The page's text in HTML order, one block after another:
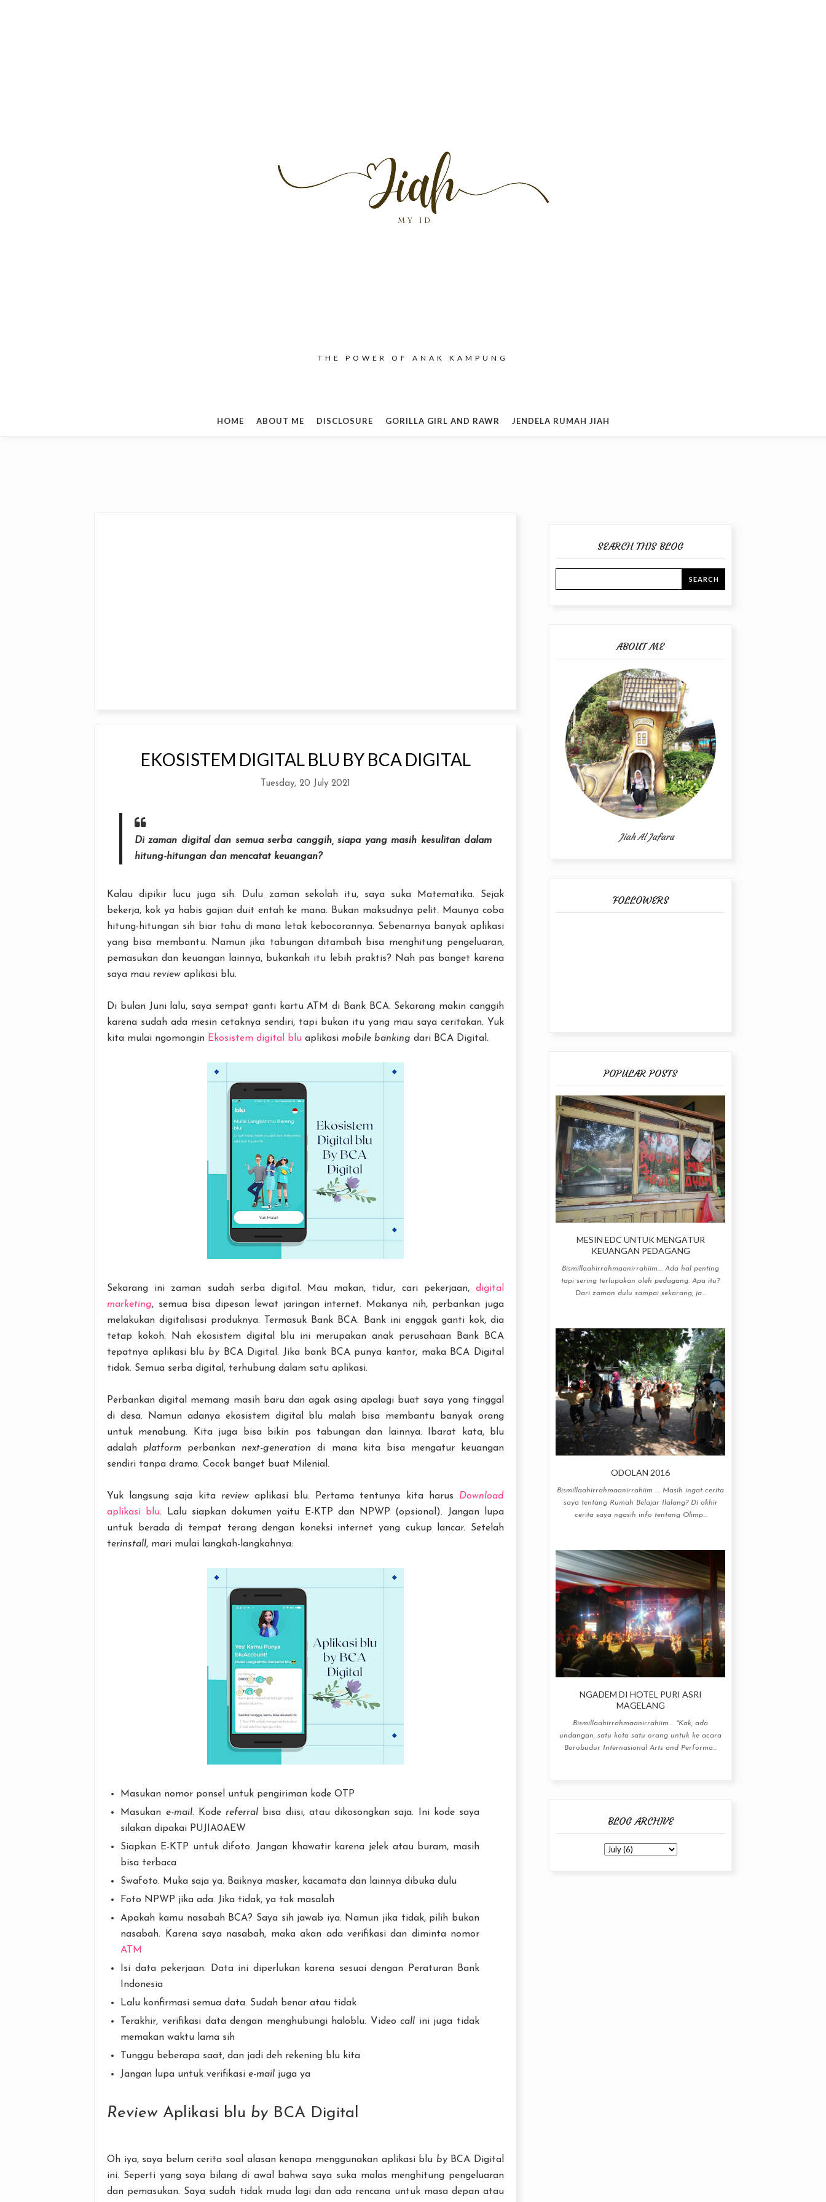
THE POWER OF ANAK KAMPUNG
HOME ABOUT ME DISCLOSURE GORILLA GIRL AND RAWR JENDELA RUMAH JIAH
EKOSISTEM DIGITAL BLU BY BCA DIGITAL
Tuesday, 20 July 2021
Di zaman digital dan semua serba canggih, siapa yang masih kesulitan dalam
hitung-hitungan dan mencatat keuangan?
Kalau dipikir lucu juga sih. Dulu zaman sekolah itu, saya suka Matematika. Sejak
bekerja, kok ya habis gajian duit entah ke mana. Bukan maksudnya pelit. Maunya coba
hitung-hitungan sih biar tahu di mana letak kebocorannya. Sebenarnya banyak aplikasi
yang bisa membantu. Namun jika tabungan ditambah bisa menghitung pengeluaran,
pemasukan dan keuangan lainnya, bukankah itu lebih praktis? Nah pas banget karena
saya mau review aplikasi blu.
Di bulan Juni lalu, saya sempat ganti kartu ATM di Bank BCA. Sekarang makin canggih
karena sudah ada mesin cetaknya sendiri, tapi bukan itu yang mau saya ceritakan. Yuk
kita mulai ngomongin Ekosistem digital blu aplikasi mobile banking dari BCA Digital.
Sekarang ini zaman sudah serba digital. Mau makan, tidur, cari pekerjaan, digital
marketing, semua bisa dipesan lewat jaringan internet. Makanya nih, perbankan juga
melakukan digitalisasi produknya. Termasuk Bank BCA. Bank ini enggak ganti kok, dia
tetap kokoh. Nah ekosistem digital blu ini merupakan anak perusahaan Bank BCA
tepatnya aplikasi blu by BCA Digital. Jika bank BCA punya kantor, maka BCA Digital
tidak. Semua serba digital, terhubung dalam satu aplikasi.
Perbankan digital memang masih baru dan agak asing apalagi buat saya yang tinggal
di desa. Namun adanya ekosistem digital blu malah bisa membantu banyak orang
untuk menabung. Kita juga bisa bikin pos tabungan dan lainnya. Ibarat kata, blu
adalah platform perbankan next-generation di mana kita bisa mengatur keuangan
sendiri tanpa drama. Cocok banget buat Milenial.
Yuk langsung saja kita reviewaplikasi blu. Pertama tentunya kita harus Download
aplikasi blu. Lalu siapkan dokumen yaitu E-KTP dan NPWP (opsional). Jangan lupa
untuk berada di tempat terang dengan koneksi internet yang cukup lancar. Setelah
terinstall, mari mulai langkah-langkahnya:
Masukan nomor ponsel untuk pengiriman kode OTP
Masukan e-mail. Kode referral bisa diisi, atau dikosongkan saja. Ini kode saya
silakan dipakai PUJIA0AEW
Siapkan E-KTP untuk difoto. Jangan khawatir karena jelek atau buram, masih
bisa terbaca
Swafoto. Muka saja ya. Baiknya masker, kacamata dan lainnya dibuka dulu
Foto NPWP jika ada. Jika tidak, ya tak masalah
Apakah kamu nasabah BCA? Saya sih jawab iya. Namun jika tidak, pilih bukan
nasabah. Karena saya nasabah, maka akan ada verifikasi dan diminta nomor
ATM
Isi data pekerjaan. Data ini diperlukan karena sesuai dengan Peraturan Bank
Indonesia
Lalu konfirmasi semua data. Sudah benar atau tidak
Terakhir, verifikasi data dengan menghubungi haloblu. Videocall ini juga tidak
memakan waktu lama sih
Tunggu beberapa saat, dan jadi deh rekening blu kita
Jangan lupa untuk verifikasie-mail juga ya
Review Aplikasi blu by BCA Digital
Oh iya, saya belum cerita soal alasan kenapa menggunakan aplikasi blu byBCA Digital
ini. Seperti yang saya bilang di awal bahwa saya suka malas menghitung pengeluaran
dan pemasukan. Saya sudah tidak muda lagi dan ada rencana untuk masa depan atau
SEARCH THIS BLOG
ABOUT ME
Jiah Al Jafara
FOLLOWERS
POPULAR POSTS
MESIN EDC UNTUK MENGATUR
KEUANGAN PEDAGANG
Bismillaahirrahmaanirrahiim.... Ada hal penting
tapi sering terlupakan oleh pedagang. Apa itu?
Dari zaman dulu sampai sekarang, ja...
ODOLAN 2016
Bismillaahirrahmaanirrahiim .... Masih ingat cerita
saya tentang Rumah Belajar Ilalang? Di akhir
cerita saya ngasih info tentang Olimp...
NGADEM DI HOTEL PURI ASRI
MAGELANG
Bismillaahirrahmaanirrahiim.... "Kak, ada
undangan, satu kota satu orang untuk ke acara
Borobudur Internasional Arts and Performa...
BLOG ARCHIVE